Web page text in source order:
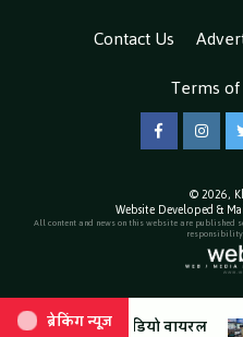
ब्रेकिंग न्यूज़
कांवड़ मेले में स्वास्थ्य विभाग
Contact Us
Terms
Facebook
© 2026,
Website Developed &
All content and news on this website are published
ब्रेकिंग न्यूज़
वीडियो वायरल कांवड़ियों